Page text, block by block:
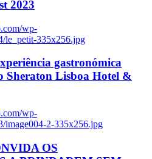
2023
wp-
le_petit-335x256.jpg
gastronómica
Sheraton Lisboa Hotel &
wp-
image004-2-335x256.jpg
OS